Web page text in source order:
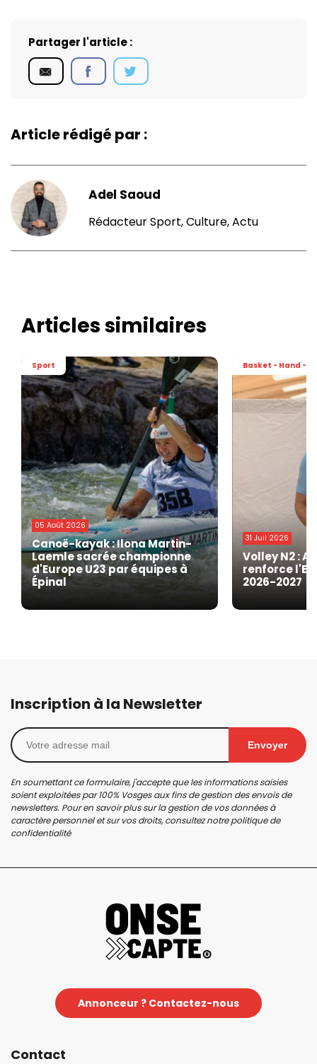
Partager l'article :
Article rédigé par :
Adel Saoud
Rédacteur Sport, Culture, Actu
Articles similaires
Sport
05 Août 2026
Canoë-kayak : Ilona Martin-
Laemle sacrée championne
d'Europe U23 par équipes à
Épinal
Basket - Hand -
31 Juil 2026
Volley N2 :
renforce
2026-2027
Inscription à la Newsletter
Envoyer
En soumettant ce formulaire, j'accepte que les informations saisies
soient exploitées par 100% Vosges aux fins de gestion des envois de
newsletters. Pour en savoir plus sur la gestion de vos données à
caractère personnel et sur vos droits, consultez notrepolitique de
confidentialité
Annonceur ? Contactez-nous
Contact